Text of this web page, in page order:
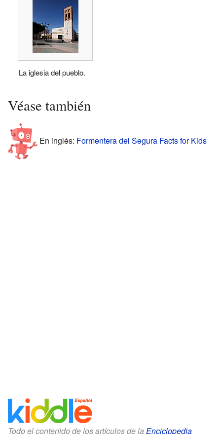
La iglesia del pueblo.
Véase también
En inglés: Formentera del Segura Facts for Kids
Todo el contenido de los artículos de la Enciclopedia